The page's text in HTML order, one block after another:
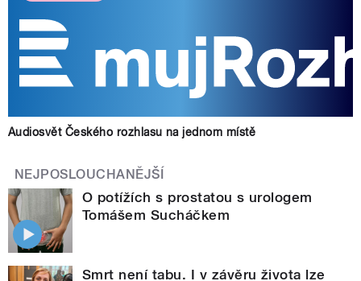
Audiosvět Českého rozhlasu na jednom místě
NEJPOSLOUCHANĚJŠÍ
O potížích s prostatou s urologem
Tomášem Sucháčkem
Smrt není tabu. I v závěru života lze